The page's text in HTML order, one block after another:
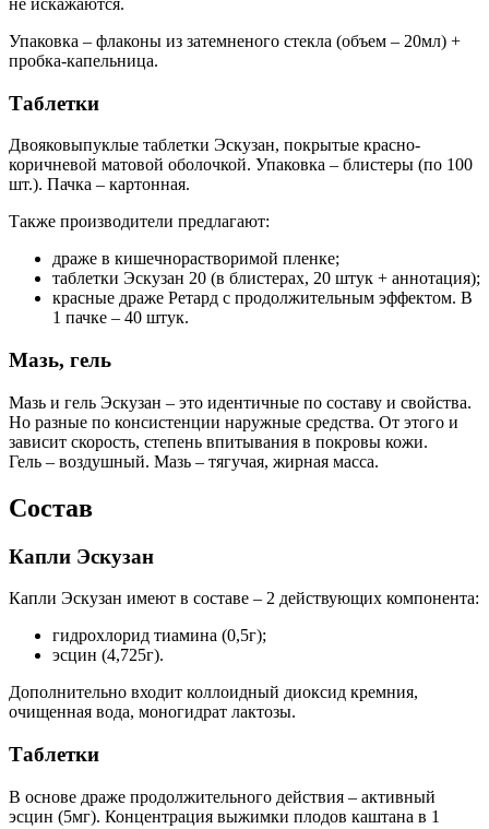
Упаковка – флаконы из затемненого стекла (объем – 20мл) +
пробка-капельница.
Таблетки
Двояковыпуклые таблетки Эскузан, покрытые красно-
коричневой матовой оболочкой. Упаковка – блистеры (по 100
шт.). Пачка – картонная.
Также производители предлагают:
драже в кишечнорастворимой пленке;
таблетки Эскузан 20 (в блистерах, 20 штук + аннотация);
красные драже Ретард с продолжительным эффектом. В
1 пачке – 40 штук.
Мазь, гель
Мазь и гель Эскузан – это идентичные по составу и свойства.
Но разные по консистенции наружные средства. От этого и
зависит скорость, степень впитывания в покровы кожи.
Гель – воздушный. Мазь – тягучая, жирная масса.
Состав
Капли Эскузан
Капли Эскузан имеют в составе – 2 действующих компонента:
гидрохлорид тиамина (0,5г);
эсцин (4,725г).
Дополнительно входит коллоидный диоксид кремния,
очищенная вода, моногидрат лактозы.
Таблетки
В основе драже продолжительного действия – активный
эсцин (5мг). Концентрация выжимки плодов каштана в 1